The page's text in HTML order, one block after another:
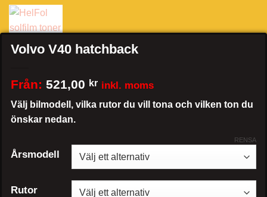
Volvo V40 hatchback
Från: 521,00 kr inkl. moms
Välj bilmodell, vilka rutor du vill tona och vilken ton du
önskar nedan.
Årsmodell
Rutor
RENSA